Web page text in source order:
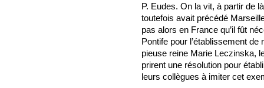
P. Eudes. On la vit, à partir de
toutefois avait précédé
pas alors en France qu’il fût
Pontife pour l’établissement
pieuse reine Marie Leczinska,
prirent une résolution pour
leurs collègues à imiter cet